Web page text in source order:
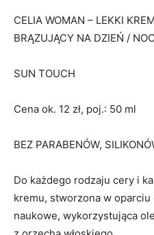
CELIA WOMAN – LEKKI
BRĄZUJĄCY NA DZIEŃ / NOC
SUN TOUCH
Cena ok. 12 zł, poj.: 50 ml
BEZ PARABENÓW,
Do każdego rodzaju cery i
kremu, stworzona w
naukowe, wykorzystująca